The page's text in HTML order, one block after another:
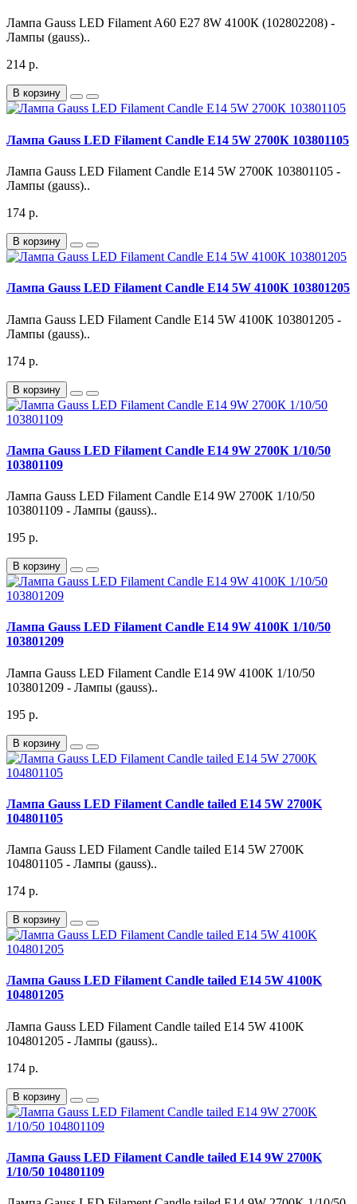
Лампа Gauss LED Filament A60 E27 8W 4100К (102802208) -
Лампы (gauss)..
214 р.
В корзину
Лампа Gauss LED Filament Candle E14 5W 2700К 103801105
Лампа Gauss LED Filament Candle E14 5W 2700К 103801105 -
Лампы (gauss)..
174 р.
В корзину
Лампа Gauss LED Filament Candle E14 5W 4100К 103801205
Лампа Gauss LED Filament Candle E14 5W 4100К 103801205 -
Лампы (gauss)..
174 р.
В корзину
Лампа Gauss LED Filament Candle E14 9W 2700К 1/10/50
103801109
Лампа Gauss LED Filament Candle E14 9W 2700К 1/10/50
103801109 - Лампы (gauss)..
195 р.
В корзину
Лампа Gauss LED Filament Candle E14 9W 4100К 1/10/50
103801209
Лампа Gauss LED Filament Candle E14 9W 4100К 1/10/50
103801209 - Лампы (gauss)..
195 р.
В корзину
Лампа Gauss LED Filament Candle tailed E14 5W 2700K
104801105
Лампа Gauss LED Filament Candle tailed E14 5W 2700K
104801105 - Лампы (gauss)..
174 р.
В корзину
Лампа Gauss LED Filament Candle tailed E14 5W 4100K
104801205
Лампа Gauss LED Filament Candle tailed E14 5W 4100K
104801205 - Лампы (gauss)..
174 р.
В корзину
Лампа Gauss LED Filament Candle tailed E14 9W 2700K
1/10/50 104801109